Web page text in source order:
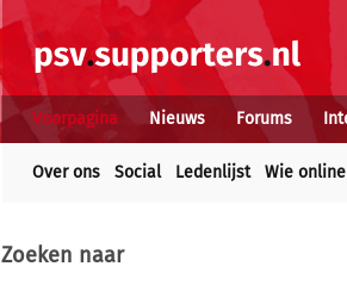
Voorpagina Nieuws Forums
Over ons Social Ledenlijst Wie online
Zoeken naar